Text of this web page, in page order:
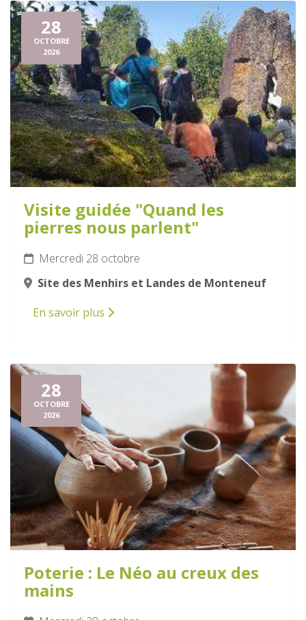
28
OCTOBRE
2026
Visite guidée "Quand les
pierres nous parlent"
Mercredi 28 octobre
Site des Menhirs et Landes de Monteneuf
En savoir plus
28
OCTOBRE
2026
Poterie : Le Néo au creux des
mains